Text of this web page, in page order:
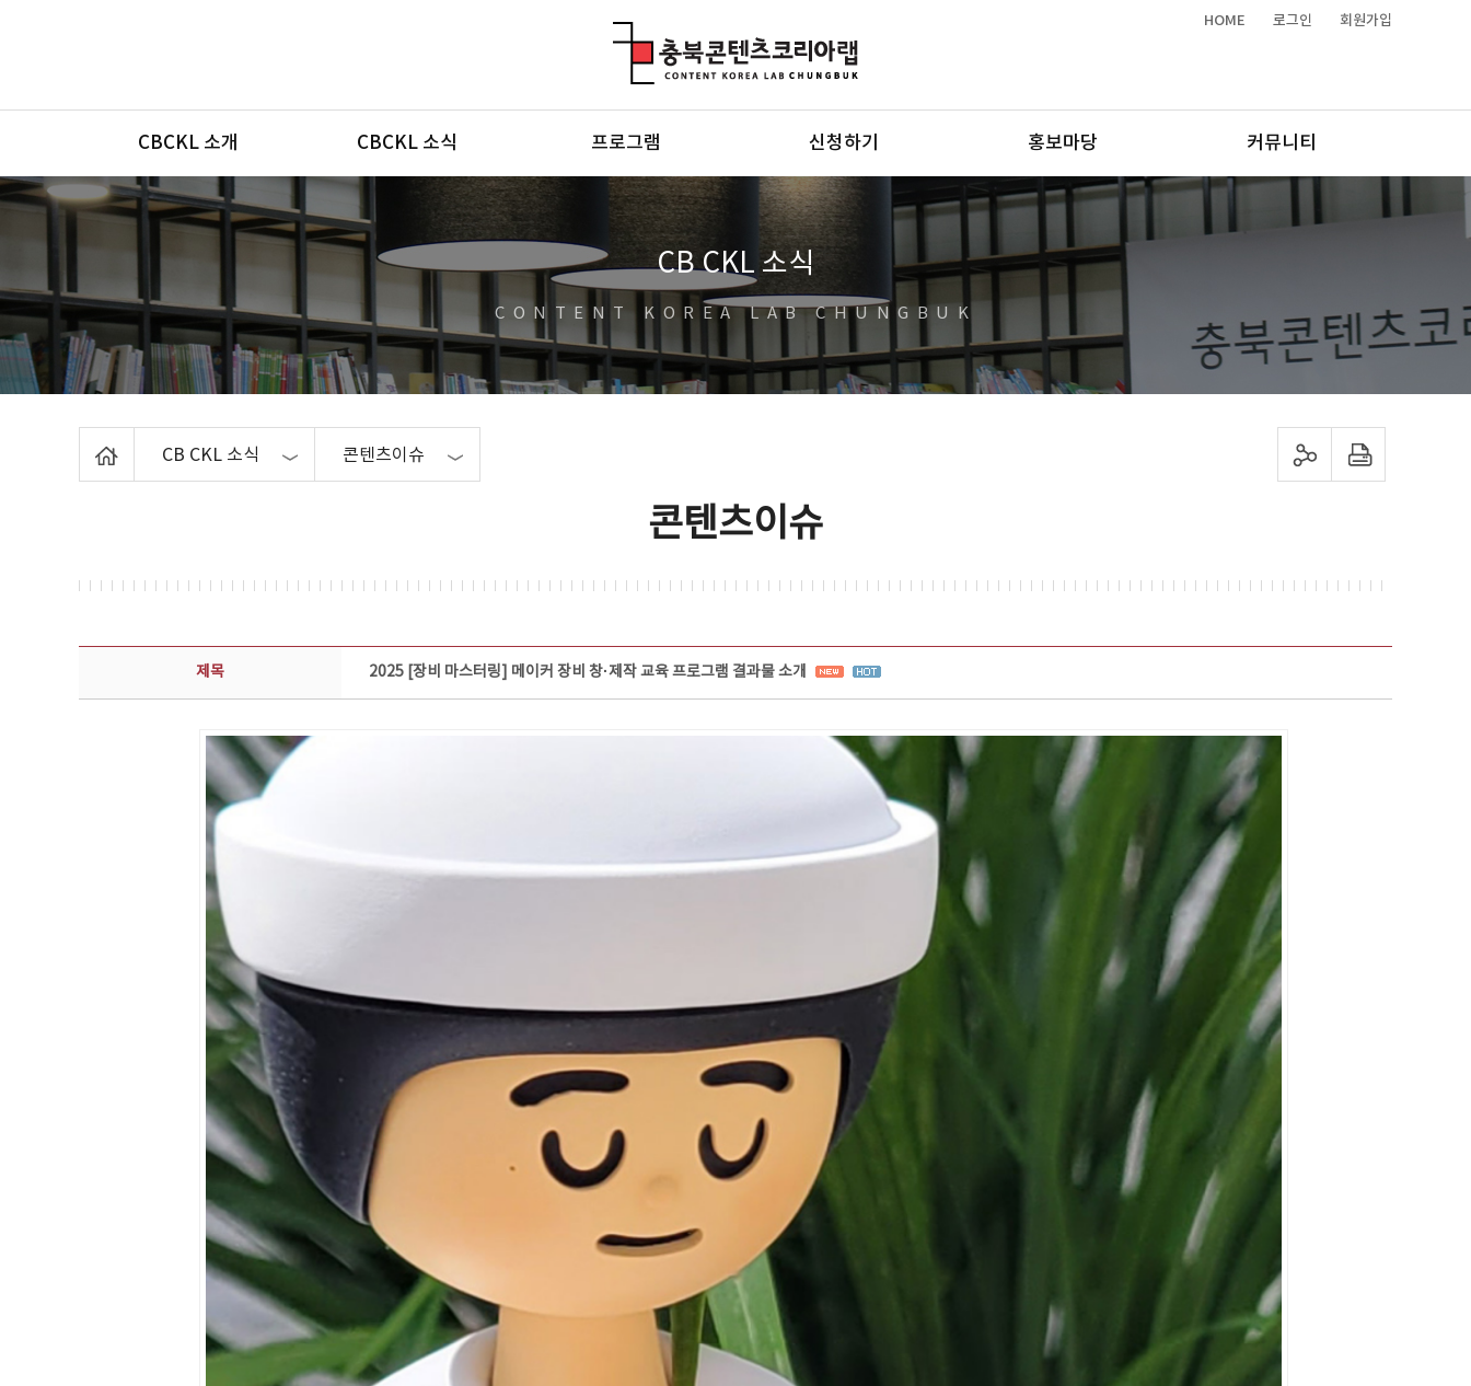
HOME 로그인 회원가입
메뉴
CBCKL 소개 CBCKL 소식 프로그램 신청하기 홍보마당 커뮤니티
CB CKL 소식
CONTENT KOREA LAB CHUNGBUK
CB CKL 소식 콘텐츠이슈 sns 공유하기 프린트하기
콘텐츠이슈
콘텐츠이슈 상세보기 - 제목, 담당부서, 담당자, 담당연락처, 내용, 첨부파일 정보 제공
제목 2025 [장비 마스터링] 메이커 장비 창·제작 교육 프로그램 결과물 소개